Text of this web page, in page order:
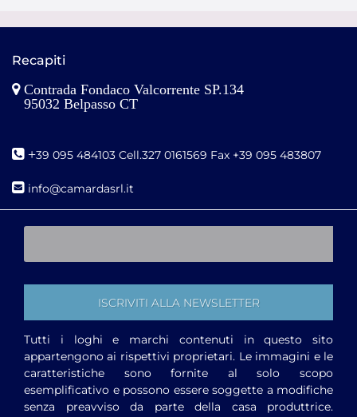
Recapiti
Contrada Fondaco Valcorrente SP.134
95032 Belpasso CT
+39 095 484103 Cell.327 0161569 Fax +39 095 483807
info@camardasrl.it
Tutti i loghi e marchi contenuti in questo sito
appartengono ai rispettivi proprietari. Le immagini e le
caratteristiche sono fornite al solo scopo
esemplificativo e possono essere soggette a modifiche
senza preavviso da parte della casa produttrice.